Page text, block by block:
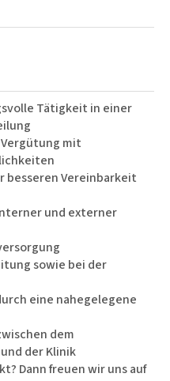
Tätigkeit in einer
mit
besseren Vereinbarkeit
und externer
sowie bei der
eine nahegelegene
dem
der Klinik
Dann freuen wir uns auf